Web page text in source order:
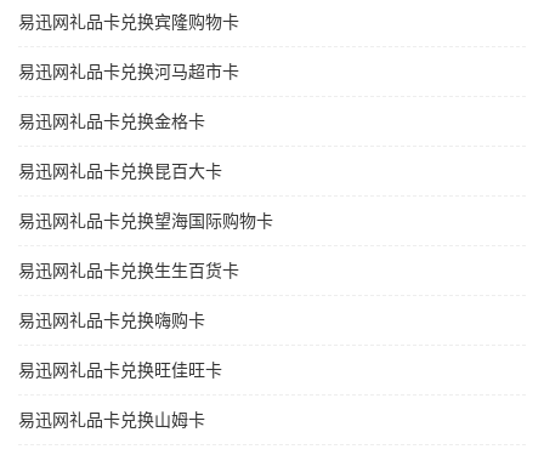
易迅网礼品卡兑换宾隆购物卡
易迅网礼品卡兑换河马超市卡
易迅网礼品卡兑换金格卡
易迅网礼品卡兑换昆百大卡
易迅网礼品卡兑换望海国际购物卡
易迅网礼品卡兑换生生百货卡
易迅网礼品卡兑换嗨购卡
易迅网礼品卡兑换旺佳旺卡
易迅网礼品卡兑换山姆卡